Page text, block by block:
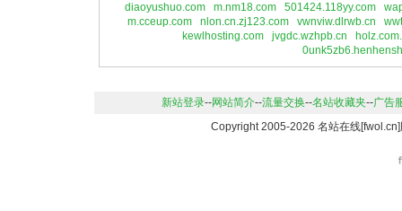
diaoyushuo.com
m.nm18.com 501424.118yy.com
m.cceup.com
nlon.cn.zj123.com vwnviw.dlrwb.cn
kewlhosting.com
jvgdc.wzhpb.cn
新站登录--网站简介--流量交换--名站收藏夹--广告
Copyright 2005-2026 名站在线